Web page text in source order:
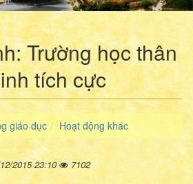
Trường học thân
tích cực
giáo dục Hoạt động khác
2015 23:10 7102